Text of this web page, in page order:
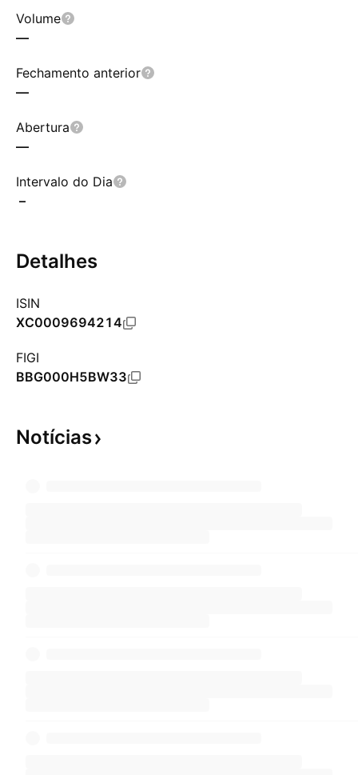
Volume
—
Fechamento anterior
—
Abertura
—
Intervalo do Dia
–
Detalhes
ISIN
XC0009694214
FIGI
BBG000H5BW33
Notícias